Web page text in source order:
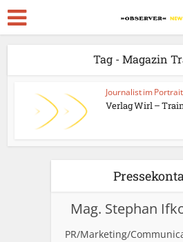
Tag - Magazin
Journalist im Portrait
Verlag Wirl –
Mag. Stephan
PR/Marketing/